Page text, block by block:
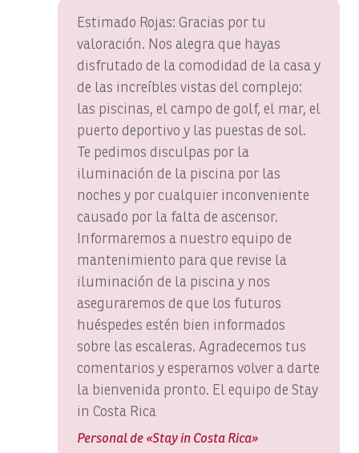
selva tropical
Tanto si estás planeando unas vacaciones familiares de
lujo, una escapada para jugar al golf o una aventura de
pesca inolvidable, Del Mar 3C te ofrece el equilibrio
perfecto entre comodidad, conveniencia y paisajes
espectaculares.
2001, Stay in Costa Rica , la agencia oficial de
alquiler vacacional de Los Sueños Resort & Marina,
ofrece alojamientos excepcionales y servicios de
conserjería personalizados para crear experiencias
Observación de aves
Barco disponible
Barco: Dream Work
Navegación
Barcos, Ambition 47' Cabo
Barcos, DRAGIN FLY: Día completo
Barcos, DREAM II: Día completo
Barcos, DREAM MAKER: Día completo
Barcos, DREAM MAKER: Medio día
Barcos, excursión épica de día completo
Barcos, «GO FISH»: Día completo
Barcos, GOOD DAY TOO: Día completo
Barcos, GOOD DAY: Excursión de día completo por la
Estimado Rojas: Gracias por tu
valoración. Nos alegra que hayas
disfrutado de la comodidad de la casa y
de las increíbles vistas del complejo:
las piscinas, el campo de golf, el mar, el
puerto deportivo y las puestas de sol.
Te pedimos disculpas por la
iluminación de la piscina por las
noches y por cualquier inconveniente
causado por la falta de ascensor.
Informaremos a nuestro equipo de
mantenimiento para que revise la
iluminación de la piscina y nos
aseguraremos de que los futuros
huéspedes estén bien informados
sobre las escaleras. Agradecemos tus
comentarios y esperamos volver a darte
la bienvenida pronto. El equipo de Stay
in Costa Rica
Personal de «Stay in Costa Rica»